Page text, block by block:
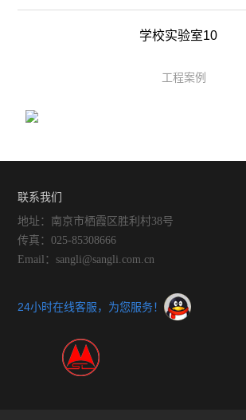
光化学
学校实验室10
工程案例
联系我们
地址：南京市栖霞区胜利村38号
传真：025-85308666
Email：sangli@sangli.com.cn
24小时在线客服，为您服务！